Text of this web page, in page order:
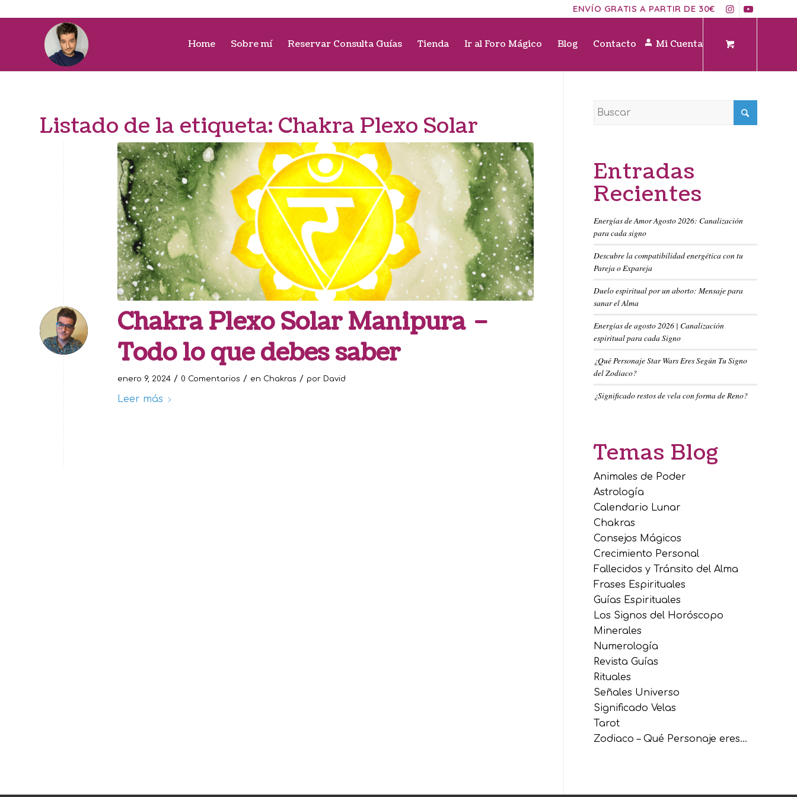
ENVÍO GRATIS A PARTIR DE 30€
Home Sobre mí Reservar Consulta Guías Tienda Ir al Foro Mágico Blog Contacto Mi Cuenta
Listado de la etiqueta: Chakra Plexo Solar
Chakra Plexo Solar Manipura –
Todo lo que debes saber
enero 9, 2024 / 0 Comentarios / en Chakras / por David
Leer más
Entradas
Recientes
Energías de Amor Agosto 2026: Canalización
para cada signo
Descubre la compatibilidad energética con tu
Pareja o Expareja
Duelo espiritual por un aborto: Mensaje para
sanar el Alma
Energías de agosto 2026 | Canalización
espiritual para cada Signo
¿Qué Personaje Star Wars Eres Según Tu Signo
del Zodiaco?
¿Significado restos de vela con forma de Reno?
Temas Blog
Animales de Poder
Astrología
Calendario Lunar
Chakras
Consejos Mágicos
Crecimiento Personal
Fallecidos y Tránsito del Alma
Frases Espirituales
Guías Espirituales
Los Signos del Horóscopo
Minerales
Numerología
Revista Guías
Rituales
Señales Universo
Significado Velas
Tarot
Zodiaco – Qué Personaje eres…